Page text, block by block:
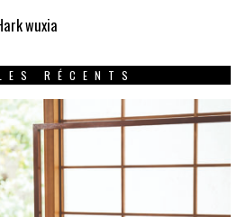
wuxia
RÉCENTS